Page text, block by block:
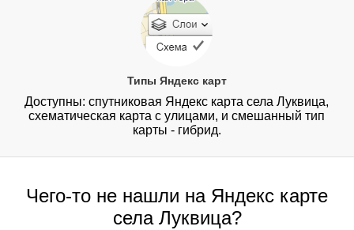
Типы Яндекс карт
Доступны: спутниковая Яндекс карта села Луквица,
схематическая карта с улицами, и смешанный тип
карты - гибрид.
Чего-то не нашли на Яндекс карте
села Луквица?